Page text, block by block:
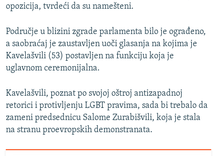
opozicija, tvrdeći da su namešteni.
Područje u blizini zgrade parlamenta bilo je ograđeno,
a saobraćaj je zaustavljen uoči glasanja na kojima je
Kavelašvili (53) postavljen na funkciju koja je
uglavnom ceremonijalna.
Kavelašvili, poznat po svojoj oštroj antizapadnoj
retorici i protivljenju LGBT pravima, sada bi trebalo da
zameni predsednicu Salome Zurabišvili, koja je stala
na stranu proevropskih demonstranata.